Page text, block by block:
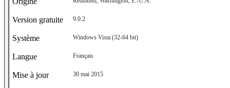
Version gratuite 9.0.2
Système Windows Vista (32-64 bit)
Langue Français
Mise à jour 30 mai 2015